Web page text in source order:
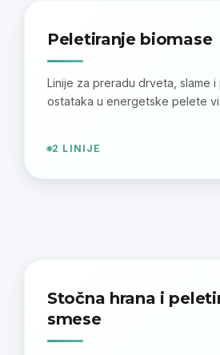
Peletiranje biomase
Linije za preradu drveta, slame
ostataka u energetske pelete
2 LINIJE
Stočna hrana i
smese